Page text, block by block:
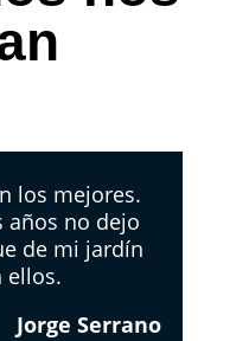
los mejores.
años no dejo
de mi jardín
ellos.
Jorge Serrano